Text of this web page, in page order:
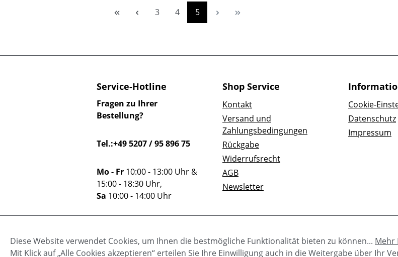
Seite
3 Seite
4 Seite
5
Service-Hotline
Fragen zu Ihrer
Bestellung?
Tel.:+49 5207 / 95 896 75
Mo - Fr 10:00 - 13:00 Uhr &
15:00 - 18:30 Uhr,
Sa 10:00 - 14:00 Uhr
Kontaktformular.
Shop Service
Kontakt
Versand und
Zahlungsbedingungen
Rückgabe
Widerrufsrecht
AGB
Newsletter
Cookie-
Datenschutz
Impressum
Diese Website verwendet Cookies, um Ihnen die bestmögliche Funktionalität bieten zu können... Mehr
Mit Klick auf „Alle Cookies akzeptieren“ erteilen Sie Ihre Einwilligung auch in die Weitergabe über Ihr